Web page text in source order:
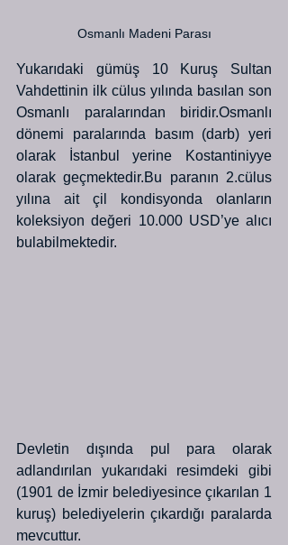
Osmanlı Madeni Parası
Yukarıdaki gümüş 10 Kuruş Sultan
Vahdettinin ilk cülus yılında basılan son
Osmanlı paralarından biridir.Osmanlı
dönemi paralarında basım (darb) yeri
olarak İstanbul yerine Kostantiniyye
olarak geçmektedir.Bu paranın 2.cülus
yılına ait çil kondisyonda olanların
koleksiyon değeri 10.000 USD’ye alıcı
bulabilmektedir.
Devletin dışında pul para olarak
adlandırılan yukarıdaki resimdeki gibi
(1901 de İzmir belediyesince çıkarılan 1
kuruş) belediyelerin çıkardığı paralarda
mevcuttur.